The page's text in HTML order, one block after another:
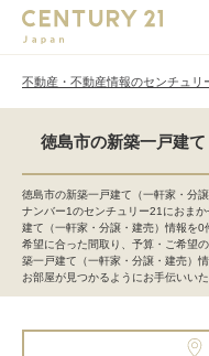
不動産・不動産情報のセンチュリ
徳島市の新築一戸建
徳島市の新築一戸建て（一軒家・分
ナンバー1のセンチュリー21におま
建て（一軒家・分譲・建売）情報を
希望に合った間取り、予算・ご希望
築一戸建て（一軒家・分譲・建売）
お部屋が見つかるようにお手伝いい